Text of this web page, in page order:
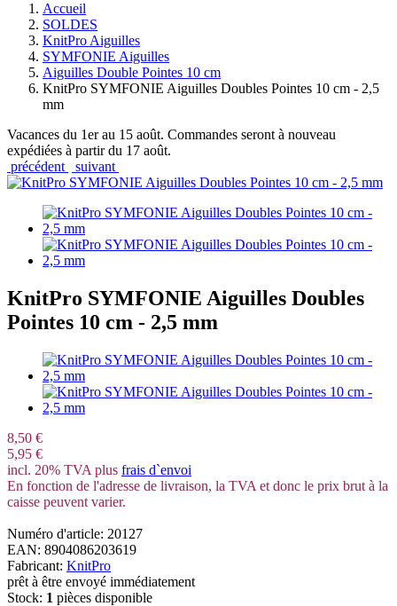
Accueil
SOLDES
KnitPro Aiguilles
SYMFONIE Aiguilles
Aiguilles Double Pointes 10 cm
KnitPro SYMFONIE Aiguilles Doubles Pointes 10 cm - 2,5
mm
Vacances du 1er au 15 août. Commandes seront à nouveau
expédiées à partir du 17 août.
précédent
suivant
KnitPro SYMFONIE Aiguilles Doubles
Pointes 10 cm - 2,5 mm
8,50 €
5,95 €
incl. 20% TVA plus frais d`envoi
En fonction de l'adresse de livraison, la TVA et donc le prix brut à la
caisse peuvent varier.
Numéro d'article: 20127
EAN: 8904086203619
Fabricant: KnitPro
prêt à être envoyé immédiatement
Stock: 1 pièces disponible